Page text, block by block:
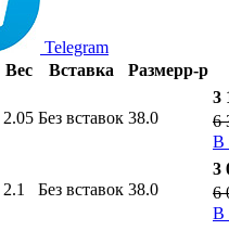
Telegram
Вес Вставка Размерр-р
2.05 Без вставок 38.0
3
6
В
2.1 Без вставок 38.0
3
6
В